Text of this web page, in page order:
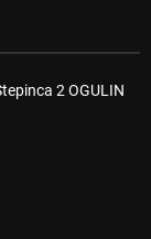
2 OGULIN